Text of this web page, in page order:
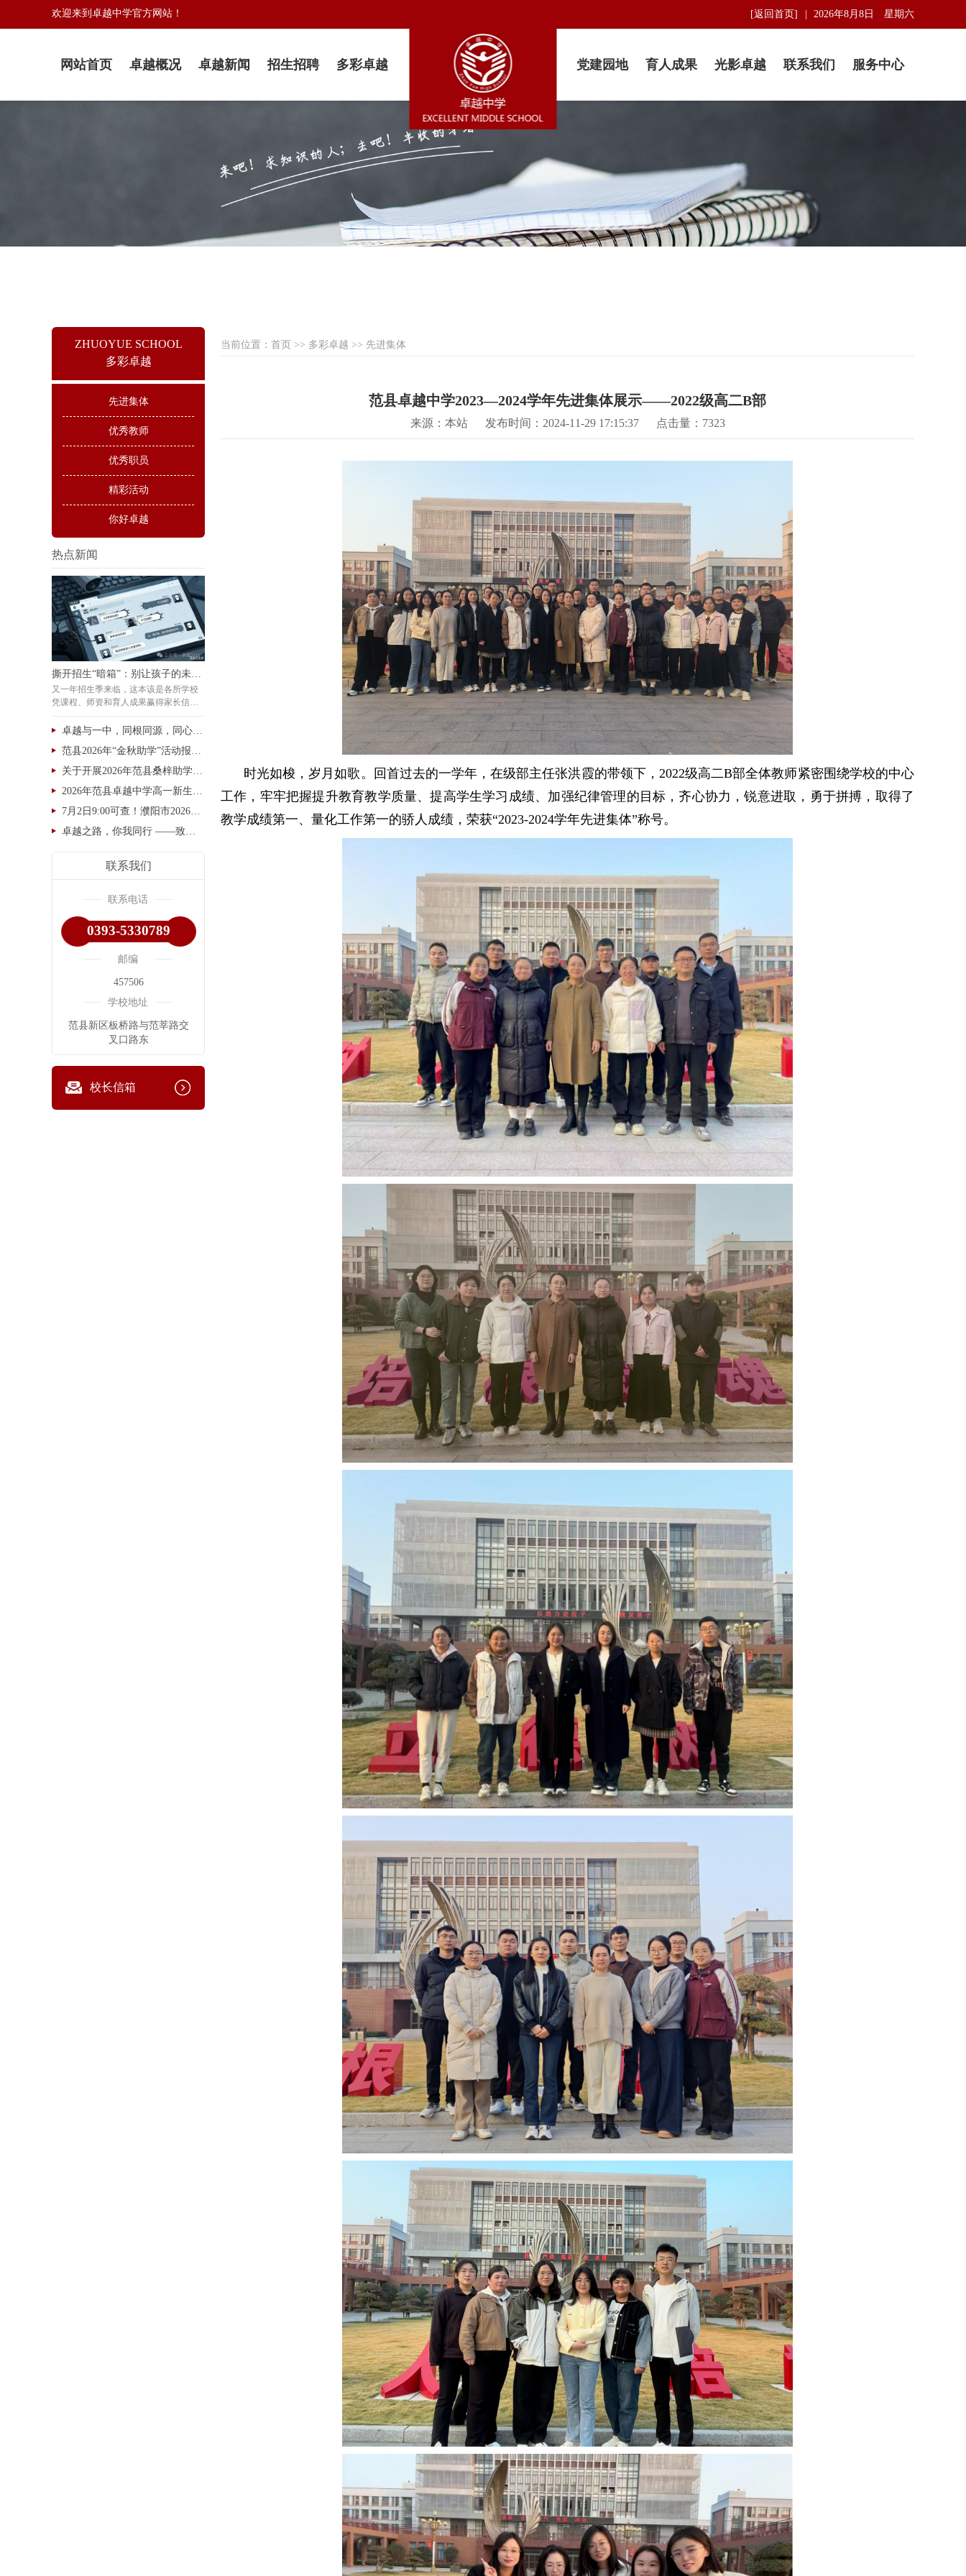
欢迎来到卓越中学官方网站！ [返回首页] 2026年8月8日 星期六
网站首页 卓越概况 卓越新闻 招生招聘 多彩卓越 党建园地 育人成果 光影卓越 联系我们 服务中心
ZHUOYUE SCHOOL
多彩卓越
先进集体
优秀教师
优秀职员
精彩活动
你好卓越
热点新闻
撕开招生“暗箱”：别让孩子的未来沦为卑劣交易的筹码
又一年招生季来临，这本该是各所学校
凭课程、师资和育人成果赢得家长信赖
到的不仅仅是良性竞争，更有一系列见
空间里突然冒出大量语气相似的匿名差
评，家长群聊中被“热心人”拉进群、转
私人账户伪装成家长发抖音
卓越与一中，同根同源，同心同行，未来可期！
范县2026年“金秋助学”活动报名开始了
关于开展2026年范县桑梓助学的通知
2026年范县卓越中学高一新生缴费报到通知
7月2日9:00可查！濮阳市2026年中考文化课成绩查询通道→
卓越之路，你我同行 ——致小学毕业生家长的一封信
联系我们
联系电话
0393-5330789
邮编
457506
学校地址
范县新区板桥路与范莘路交
叉口路东
校长信箱
当前位置： 首页 >> 多彩卓越 >> 先进集体
范县卓越中学2023—2024学年先进集体展示——2022级高二B部
来源：本站 发布时间：2024-11-29 17:15:37 点击量：7323
时光如梭，岁月如歌。回首过去的一学年，在级部主任张洪霞的带领下，2022级高二B部全体教师紧密围绕学校的中心
工作，牢牢把握提升教育教学质量、提高学生学习成绩、加强纪律管理的目标，齐心协力，锐意进取，勇于拼搏，取得了
教学成绩第一、量化工作第一的骄人成绩，荣获“2023-2024学年先进集体”称号。